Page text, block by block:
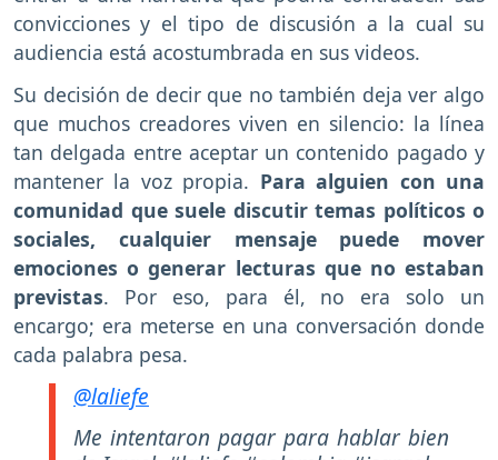
convicciones y el tipo de discusión a la cual su
audiencia está acostumbrada en sus videos.
Su decisión de decir que no también deja ver algo
que muchos creadores viven en silencio: la línea
tan delgada entre aceptar un contenido pagado y
mantener la voz propia. Para alguien con una
comunidad que suele discutir temas políticos o
sociales, cualquier mensaje puede mover
emociones o generar lecturas que no estaban
previstas. Por eso, para él, no era solo un
encargo; era meterse en una conversación donde
cada palabra pesa.
@laliefe
Me intentaron pagar para hablar bien